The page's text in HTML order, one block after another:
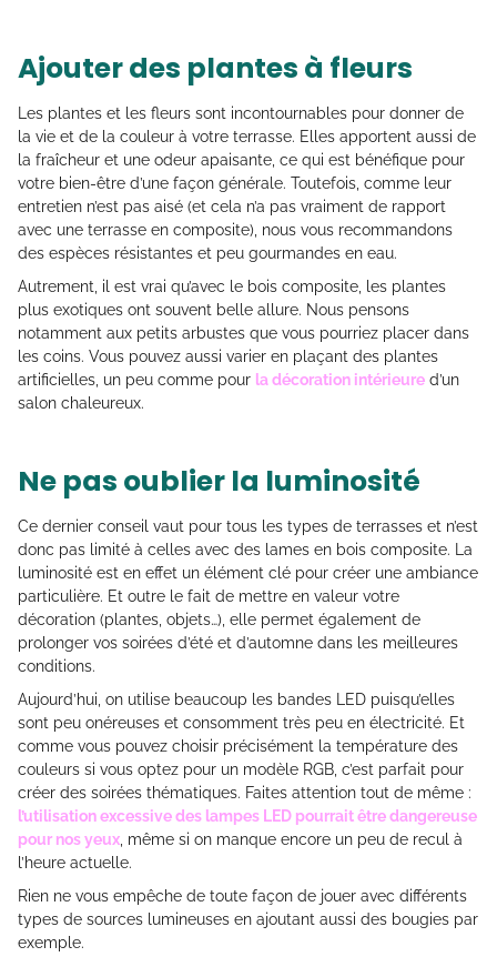
Ajouter des plantes à fleurs
Les plantes et les fleurs sont incontournables pour donner de
la vie et de la couleur à votre terrasse. Elles apportent aussi de
la fraîcheur et une odeur apaisante, ce qui est bénéfique pour
votre bien-être d’une façon générale. Toutefois, comme leur
entretien n’est pas aisé (et cela n’a pas vraiment de rapport
avec une terrasse en composite), nous vous recommandons
des espèces résistantes et peu gourmandes en eau.
Autrement, il est vrai qu’avec le bois composite, les plantes
plus exotiques ont souvent belle allure. Nous pensons
notamment aux petits arbustes que vous pourriez placer dans
les coins. Vous pouvez aussi varier en plaçant des plantes
artificielles, un peu comme pour la décoration intérieure d’un
salon chaleureux.
Ne pas oublier la luminosité
Ce dernier conseil vaut pour tous les types de terrasses et n’est
donc pas limité à celles avec des lames en bois composite. La
luminosité est en effet un élément clé pour créer une ambiance
particulière. Et outre le fait de mettre en valeur votre
décoration (plantes, objets…), elle permet également de
prolonger vos soirées d’été et d’automne dans les meilleures
conditions.
Aujourd’hui, on utilise beaucoup les bandes LED puisqu’elles
sont peu onéreuses et consomment très peu en électricité. Et
comme vous pouvez choisir précisément la température des
couleurs si vous optez pour un modèle RGB, c’est parfait pour
créer des soirées thématiques. Faites attention tout de même :
l’utilisation excessive des lampes LED pourrait être dangereuse
pour nos yeux , même si on manque encore un peu de recul à
l’heure actuelle.
Rien ne vous empêche de toute façon de jouer avec différents
types de sources lumineuses en ajoutant aussi des bougies par
exemple.